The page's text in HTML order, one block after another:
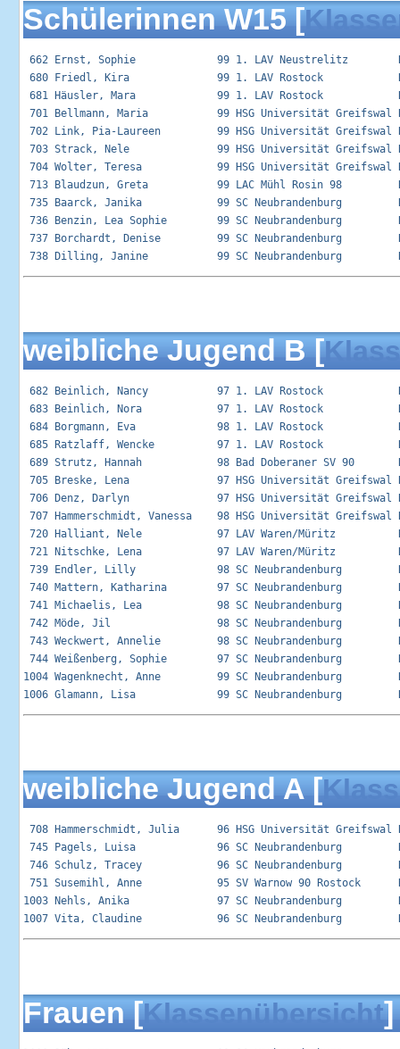
Schülerinnen W15 [
662 Ernst, Sophie             99 1. LAV Neustrelitz
680 Friedl, Kira              99 1. LAV Rostock
681 Häusler, Mara             99 1. LAV Rostock
701 Bellmann, Maria           99 HSG Universität Greifswal
702 Link, Pia-Laureen         99 HSG Universität Greifswal
703 Strack, Nele              99 HSG Universität Greifswal
704 Wolter, Teresa            99 HSG Universität Greifswal
713 Blaudzun, Greta           99 LAC Mühl Rosin 98
735 Baarck, Janika            99 SC Neubrandenburg
736 Benzin, Lea Sophie        99 SC Neubrandenburg
737 Borchardt, Denise         99 SC Neubrandenburg
weibliche Jugend B [
682 Beinlich, Nancy           97 1. LAV Rostock
683 Beinlich, Nora            97 1. LAV Rostock
684 Borgmann, Eva             98 1. LAV Rostock
685 Ratzlaff, Wencke          97 1. LAV Rostock
689 Strutz, Hannah            98 Bad Doberaner SV 90
705 Breske, Lena              97 HSG Universität Greifswal
706 Denz, Darlyn              97 HSG Universität Greifswal
707 Hammerschmidt, Vanessa    98 HSG Universität
720 Halliant, Nele            97 LAV Waren/Müritz
721 Nitschke, Lena            97 LAV Waren/Müritz
739 Endler, Lilly             98 SC Neubrandenburg
740 Mattern, Katharina        97 SC Neubrandenburg
741 Michaelis, Lea            98 SC Neubrandenburg
742 Möde, Jil                 98 SC Neubrandenburg
743 Weckwert, Annelie         98 SC Neubrandenburg
744 Weißenberg, Sophie        97 SC Neubrandenburg
1004 Wagenknecht, Anne         99 SC Neubrandenburg
weibliche Jugend A [
708 Hammerschmidt, Julia      96 HSG Universität
745 Pagels, Luisa             96 SC Neubrandenburg
746 Schulz, Tracey            96 SC Neubrandenburg
751 Susemihl, Anne            95 SV Warnow 90 Rostock
1003 Nehls, Anika              97 SC Neubrandenburg
Frauen [Klassenübersicht]